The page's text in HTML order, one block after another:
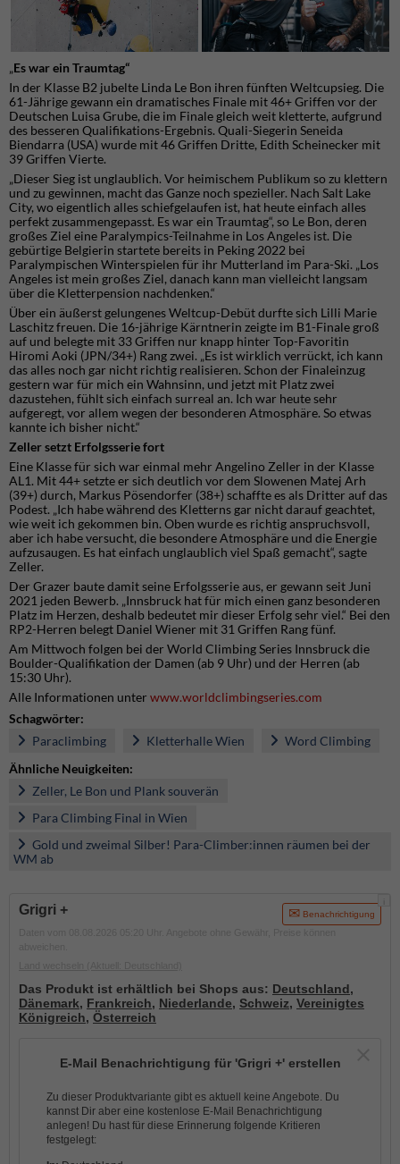
„Es war ein Traumtag“
In der Klasse B2 jubelte Linda Le Bon ihren fünften Weltcupsieg. Die
61-Jährige gewann ein dramatisches Finale mit 46+ Griffen vor der
Deutschen Luisa Grube, die im Finale gleich weit kletterte, aufgrund
des besseren Qualifikations-Ergebnis. Quali-Siegerin Seneida
Biendarra (USA) wurde mit 46 Griffen Dritte, Edith Scheinecker mit
39 Griffen Vierte.
„Dieser Sieg ist unglaublich. Vor heimischem Publikum so zu klettern
und zu gewinnen, macht das Ganze noch spezieller. Nach Salt Lake
City, wo eigentlich alles schiefgelaufen ist, hat heute einfach alles
perfekt zusammengepasst. Es war ein Traumtag“, so Le Bon, deren
großes Ziel eine Paralympics-Teilnahme in Los Angeles ist. Die
gebürtige Belgierin startete bereits in Peking 2022 bei
Paralympischen Winterspielen für ihr Mutterland im Para-Ski. „Los
Angeles ist mein großes Ziel, danach kann man vielleicht langsam
über die Kletterpension nachdenken.“
Über ein äußerst gelungenes Weltcup-Debüt durfte sich Lilli Marie
Laschitz freuen. Die 16-jährige Kärntnerin zeigte im B1-Finale groß
auf und belegte mit 33 Griffen nur knapp hinter Top-Favoritin
Hiromi Aoki (JPN/34+) Rang zwei. „Es ist wirklich verrückt, ich kann
das alles noch gar nicht richtig realisieren. Schon der Finaleinzug
gestern war für mich ein Wahnsinn, und jetzt mit Platz zwei
dazustehen, fühlt sich einfach surreal an. Ich war heute sehr
aufgeregt, vor allem wegen der besonderen Atmosphäre. So etwas
kannte ich bisher nicht.“
Zeller setzt Erfolgsserie fort
Eine Klasse für sich war einmal mehr Angelino Zeller in der Klasse
AL1. Mit 44+ setzte er sich deutlich vor dem Slowenen Matej Arh
(39+) durch, Markus Pösendorfer (38+) schaffte es als Dritter auf das
Podest. „Ich habe während des Kletterns gar nicht darauf geachtet,
wie weit ich gekommen bin. Oben wurde es richtig anspruchsvoll,
aber ich habe versucht, die besondere Atmosphäre und die Energie
aufzusaugen. Es hat einfach unglaublich viel Spaß gemacht“, sagte
Zeller.
Der Grazer baute damit seine Erfolgsserie aus, er gewann seit Juni
2021 jeden Bewerb. „Innsbruck hat für mich einen ganz besonderen
Platz im Herzen, deshalb bedeutet mir dieser Erfolg sehr viel.“ Bei den
RP2-Herren belegt Daniel Wiener mit 31 Griffen Rang fünf.
Am Mittwoch folgen bei der World Climbing Series Innsbruck die
Boulder-Qualifikation der Damen (ab 9 Uhr) und der Herren (ab
15:30 Uhr).
Alle Informationen unter www.worldclimbingseries.com
Schagwörter:
Paraclimbing
Kletterhalle Wien
Word Climbing
Ähnliche Neuigkeiten:
Zeller, Le Bon und Plank souverän
Para Climbing Final in Wien
Gold und zweimal Silber! Para-Climber:innen räumen bei der
WM ab
Grigri + Benachrichtigung
Das Produkt ist erhältlich bei Shops aus: Deutschland,
Dänemark, Frankreich, Niederlande, Schweiz, Vereinigtes
Königreich, Österreich
E-Mail Benachrichtigung für 'Grigri +' erstellen
Zu dieser Produktvariante gibt es aktuell keine Angebote. Du
kannst Dir aber eine kostenlose E-Mail Benachrichtigung
anlegen! Du hast für diese Erinnerung folgende Kritieren
festgelegt: